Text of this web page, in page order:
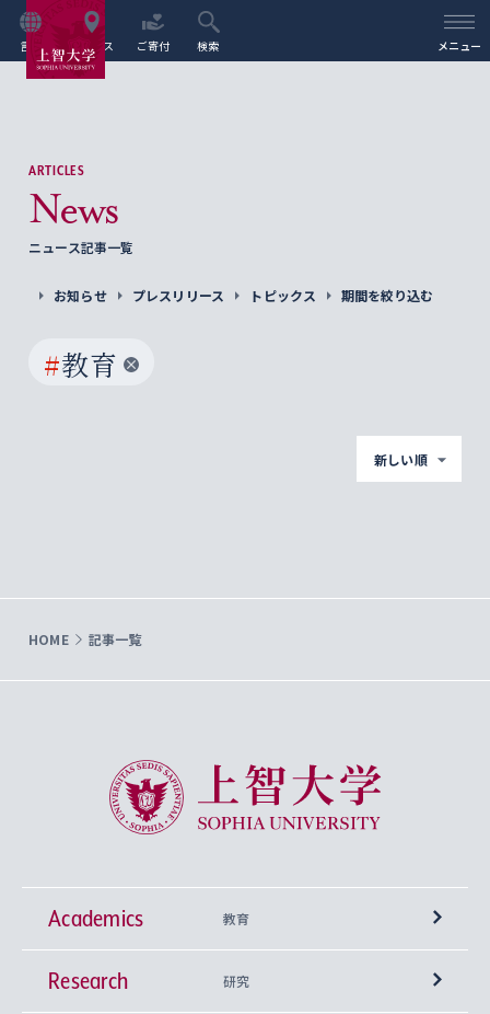
言語 アクセス ご寄付 検索 メニュー
ARTICLES
News
ニュース記事一覧
お知らせ プレスリリース トピックス 期間を絞り込む
#教育
新しい順
HOME 記事一覧
上智大学 Sophia University
Academics 教育
学部
Research 研究